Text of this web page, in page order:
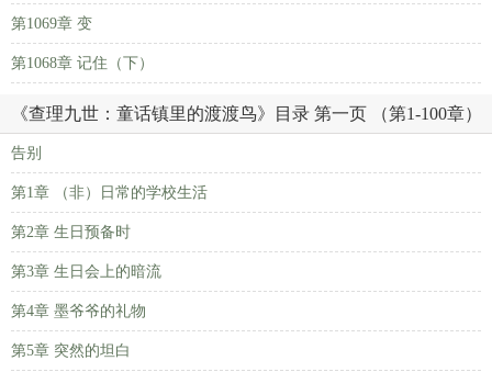
第1069章 变
第1068章 记住（下）
《查理九世：童话镇里的渡渡鸟》目录 第一页 （第1-100章）
告别
第1章 （非）日常的学校生活
第2章 生日预备时
第3章 生日会上的暗流
第4章 墨爷爷的礼物
第5章 突然的坦白